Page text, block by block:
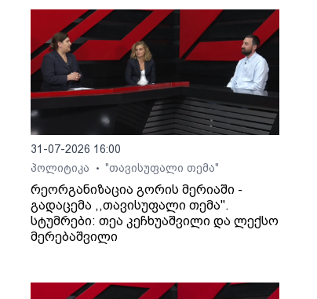
31-07-2026 16:00
პოლიტიკა
• "თავისუფალი თემა"
რეორგანიზაცია გორის მერიაში -
გადაცემა ,,თავისუფალი თემა".
სტუმრები: თეა კეჩხუაშვილი და ლექსო
მერებაშვილი